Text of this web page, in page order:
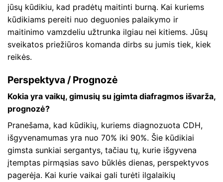
jūsų kūdikiu, kad pradėtų maitinti burną. Kai kuriems
kūdikiams pereiti nuo deguonies palaikymo ir
maitinimo vamzdeliu užtrunka ilgiau nei kitiems. Jūsų
sveikatos priežiūros komanda dirbs su jumis tiek, kiek
reikės.
Perspektyva / Prognozė
Kokia yra vaikų, gimusių su įgimta diafragmos išvarža,
prognozė?
Pranešama, kad kūdikių, kuriems diagnozuota CDH,
išgyvenamumas yra nuo 70% iki 90%. Šie kūdikiai
gimsta sunkiai sergantys, tačiau tų, kurie išgyvena
įtemptas pirmąsias savo būklės dienas, perspektyvos
pagerėja. Kai kurie vaikai gali turėti ilgalaikių